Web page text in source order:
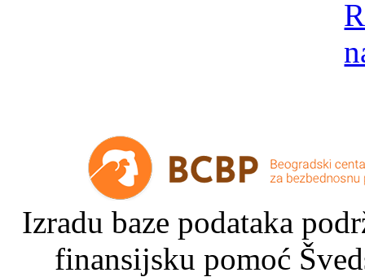
Izradu baze podataka
finansijsku pomoć